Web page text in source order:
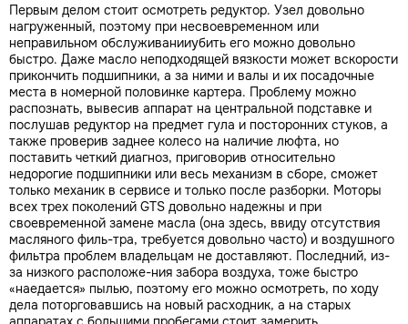
Первым делом стоит осмотреть редуктор. Узел довольно
нагруженный, поэтому при несвоевременном или
неправильном обслуживанииубить его можно довольно
быстро. Даже масло неподходящей вязкости может вскорости
прикончить подшипники, а за ними и валы и их посадочные
места в номерной половинке картера. Проблему можно
распознать, вывесив аппарат на центральной подставке и
послушав редуктор на предмет гула и посторонних стуков, а
также проверив заднее колесо на наличие люфта, но
поставить четкий диагноз, приговорив относительно
недорогие подшипники или весь механизм в сборе, сможет
только механик в сервисе и только после разборки. Моторы
всех трех поколений GTS довольно надежны и при
своевременной замене масла (она здесь, ввиду отсутствия
масляного филь-тра, требуется довольно часто) и воздушного
фильтра проблем владельцам не доставляют. Последний, из-
за низкого расположе-ния забора воздуха, тоже быстро
«наедается» пылью, поэтому его можно осмотреть, по ходу
дела поторговавшись на новый расходник, а на старых